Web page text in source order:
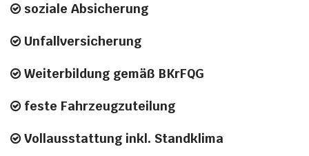
soziale Absicherung
Unfallversicherung
Weiterbildung gemäß BKrFQG
feste Fahrzeugzuteilung
Vollausstattung inkl. Standklima